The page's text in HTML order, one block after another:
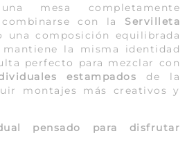
mesa completamente
con la Servilleta
una composición equilibrada
la misma identidad
perfecto para mezclar con
estampados de la
montajes más creativos y
pensado para disfrutar